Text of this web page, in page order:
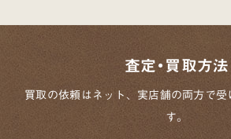
査定・買取方法
買取の依頼はネット、実店舗の両方で受
す。